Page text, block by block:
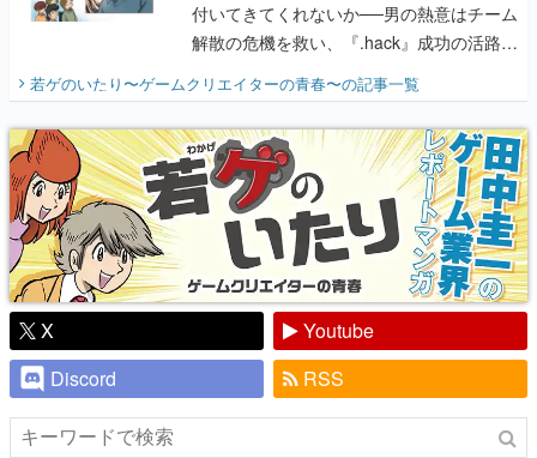
付いてきてくれないか──男の熱意はチーム
解散の危機を救い、『.hack』成功の活路を
開く。業界の快男児・松山 洋に流れる血は
『少年ジャンプ』色だった【若ゲのいた
り】
若ゲのいたり〜ゲームクリエイターの青春〜の記事一覧
X
Youtube
Discord
RSS